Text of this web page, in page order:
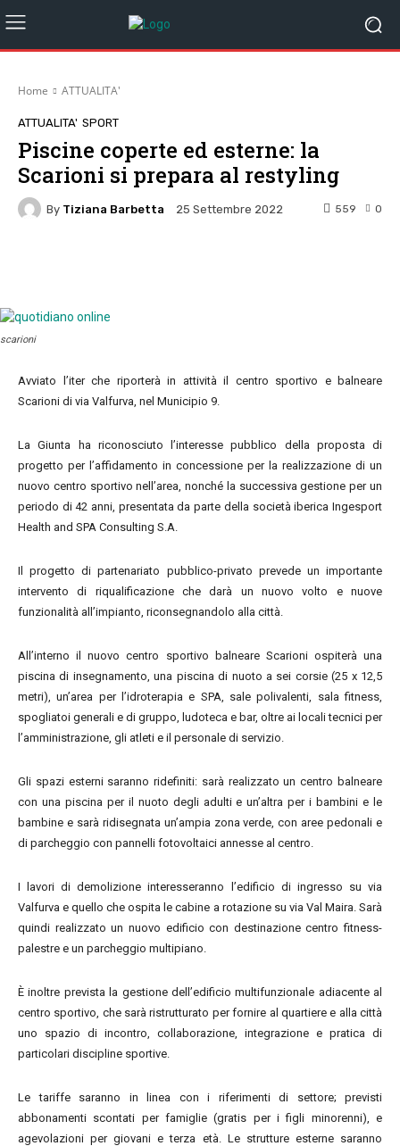
Home ATTUALITA'
ATTUALITA' SPORT
Piscine coperte ed esterne: la
Scarioni si prepara al restyling
By Tiziana Barbetta 25 Settembre 2022 0
559
scarioni
Avviato l’iter che riporterà in attività il centro sportivo e balneare
Scarioni di via Valfurva, nel Municipio 9.
La Giunta ha riconosciuto l’interesse pubblico della proposta di
progetto per l’affidamento in concessione per la realizzazione di un
nuovo centro sportivo nell’area, nonché la successiva gestione per un
periodo di 42 anni, presentata da parte della società iberica Ingesport
Health and SPA Consulting S.A.
Il progetto di partenariato pubblico-privato prevede un importante
intervento di riqualificazione che darà un nuovo volto e nuove
funzionalità all’impianto, riconsegnandolo alla città.
All’interno il nuovo centro sportivo balneare Scarioni ospiterà una
piscina di insegnamento, una piscina di nuoto a sei corsie (25 x 12,5
metri), un’area per l’idroterapia e SPA, sale polivalenti, sala fitness,
spogliatoi generali e di gruppo, ludoteca e bar, oltre ai locali tecnici per
l’amministrazione, gli atleti e il personale di servizio.
Gli spazi esterni saranno ridefiniti: sarà realizzato un centro balneare
con una piscina per il nuoto degli adulti e un’altra per i bambini e le
bambine e sarà ridisegnata un’ampia zona verde, con aree pedonali e
di parcheggio con pannelli fotovoltaici annesse al centro.
I lavori di demolizione interesseranno l’edificio di ingresso su via
Valfurva e quello che ospita le cabine a rotazione su via Val Maira. Sarà
quindi realizzato un nuovo edificio con destinazione centro fitness-
palestre e un parcheggio multipiano.
È inoltre prevista la gestione dell’edificio multifunzionale adiacente al
centro sportivo, che sarà ristrutturato per fornire al quartiere e alla città
uno spazio di incontro, collaborazione, integrazione e pratica di
particolari discipline sportive.
Le tariffe saranno in linea con i riferimenti di settore; previsti
abbonamenti scontati per famiglie (gratis per i figli minorenni), e
agevolazioni per giovani e terza età. Le strutture esterne saranno